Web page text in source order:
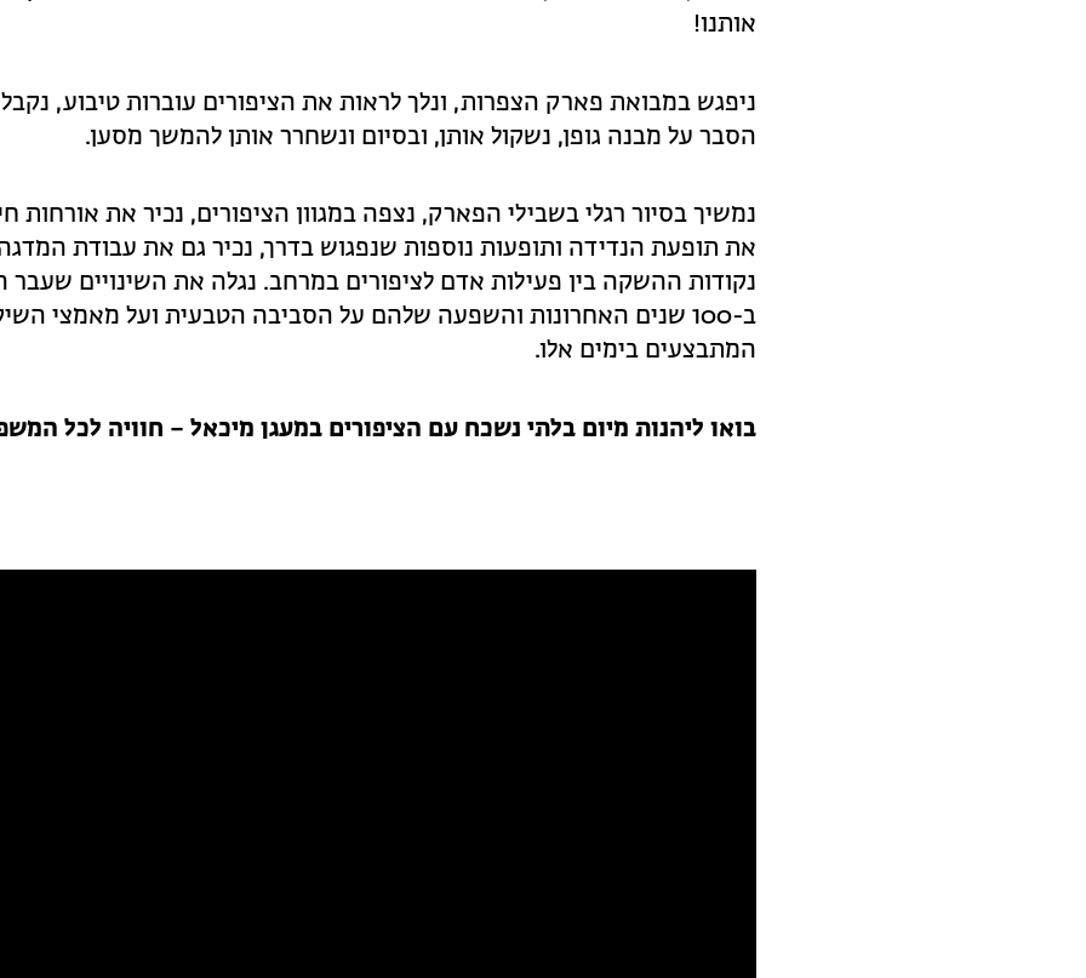
אותנו!
ניפגש במבואת פארק הצפרות, ונלך לראות את הציפורים עוברות טיבוע, נקבל
הסבר על מבנה גופן, נשקול אותן, ובסיום ונשחרר אותן להמשך מסען.
נמשיך בסיור רגלי בשבילי הפארק, נצפה במגוון הציפורים, נכיר את אורחות
את תופעת הנדידה ותופעות נוספות שנפגוש בדרך, נכיר גם את עבודת
נקודות ההשקה בין פעילות אדם לציפורים במרחב. נגלה את השינויים שעבר
ב-100 שנים האחרונות והשפעה שלהם על הסביבה הטבעית ועל מאמצי
המתבצעים בימים אלו.
בואו ליהנות מיום בלתי נשכח עם הציפורים במעגן מיכאל – חוויה לכל